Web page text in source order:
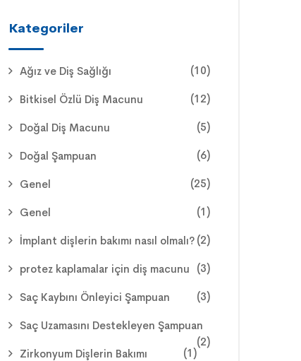
Kategoriler
Ağız ve Diş Sağlığı (10)
Bitkisel Özlü Diş Macunu (12)
Doğal Diş Macunu (5)
Doğal Şampuan (6)
Genel (25)
Genel (1)
İmplant dişlerin bakımı nasıl olmalı? (2)
protez kaplamalar için diş macunu (3)
Saç Kaybını Önleyici Şampuan (3)
Saç Uzamasını Destekleyen Şampuan
(2)
Zirkonyum Dişlerin Bakımı
(1)